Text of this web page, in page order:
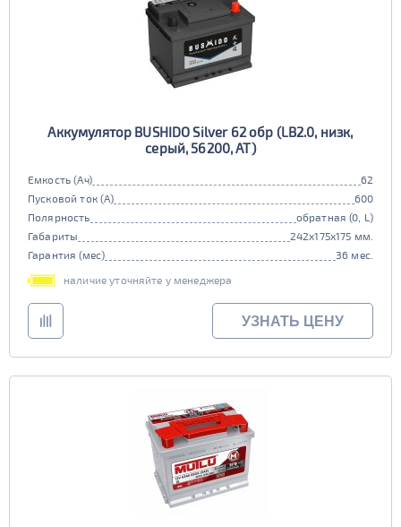
Аккумулятор BUSHIDO Silver 62 обр (LB2.0, низк,
серый, 56200, AT)
Емкость (Ач)
62
Пусковой ток (А)
600
Полярность
обратная (0, L)
Габариты
242x175x175 мм.
Гарантия (мес)
36 мес.
наличие уточняйте у менеджера
УЗНАТЬ ЦЕНУ